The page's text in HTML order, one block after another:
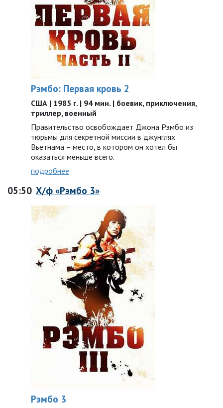
Рэмбо: Первая кровь 2
США | 1985 г. | 94 мин. | боевик, приключения,
триллер, военный
Правительство освобождает Джона Рэмбо из
тюрьмы для секретной миссии в джунглях
Вьетнама – место, в котором он хотел бы
оказаться меньше всего.
подробнее
05:50 Х/ф «Рэмбо 3»
Рэмбо 3